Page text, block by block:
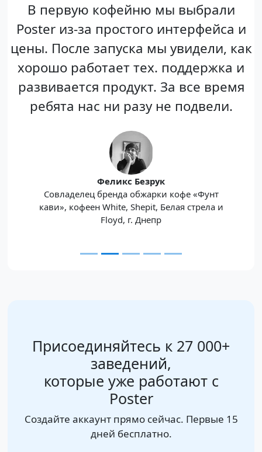
В первую кофейню мы выбрали
Poster из-за простого интерфейса и
цены. После запуска мы увидели, как
хорошо работает тех. поддержка и
развивается продукт. За все время
ребята нас ни разу не подвели.
Феликс Безрук
Совладелец бренда обжарки кофе «Фунт
кави», кофеен White, Shepit, Белая стрела и
Floyd, г. Днепр
Присоединяйтесь к 27 000+
заведений,
которые уже работают с
Poster
Создайте аккаунт прямо сейчас. Первые 15
дней бесплатно.